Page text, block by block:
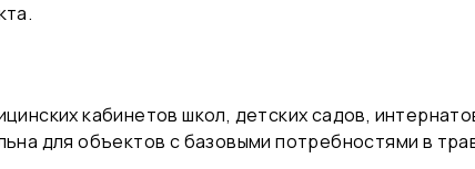
кабинетов школ, детских садов,
для объектов с базовыми потребностями в